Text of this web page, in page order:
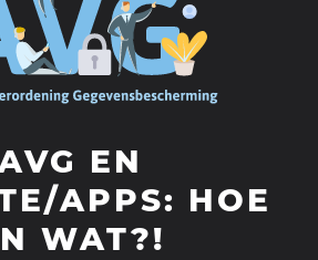
EN
APPS: HOE
WAT?!